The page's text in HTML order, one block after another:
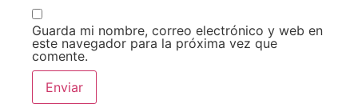
Guarda mi nombre, correo electrónico y web en
este navegador para la próxima vez que
comente.